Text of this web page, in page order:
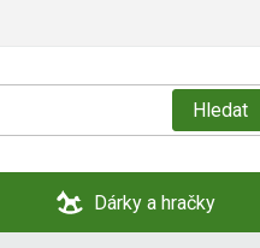
Hledat
Dárky a hračky